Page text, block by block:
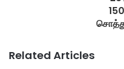
Related Articles